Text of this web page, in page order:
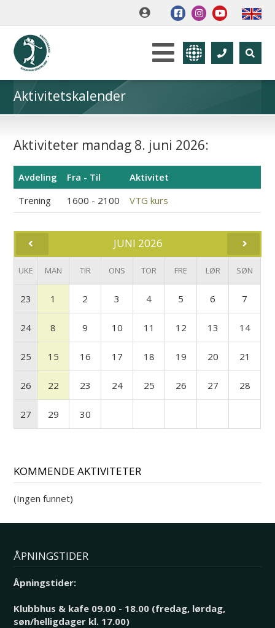
Aktivitetskalender
Aktiviteter mandag 8. juni 2026:
Avdeling Fra - Til
Aktivitet
Trening
1600 - 2100 VTG kurs
JUNI 2026
UKE MAN TIR ONS TOR FRE LØR SØN
23 1 2 3 4 5 6 7
24 8 9 10 11 12 13 14
25 15 16 17 18 19 20 21
26 22 23 24 25 26 27 28
27 29 30
KOMMENDE AKTIVITETER
(Ingen funnet)
ÅPNINGSTIDER
Åpningstider:
Klubbhus & kafe 09.00 - 18.00 (fredag, lørdag,
søn/helligdager kl. 17.00)